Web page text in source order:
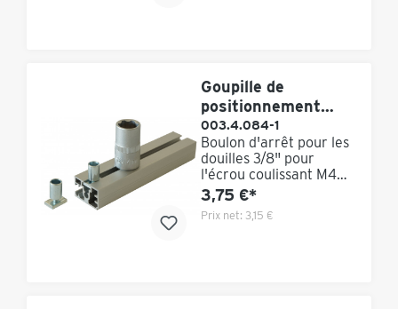
Goupille de
positionnement
pour les douilles 3/8
003.4.084-1
Boulon d'arrêt pour les
douilles 3/8" pour
l'écrou coulissant M4
pour la fixation au rail
de serrage universel.
Fixation au moyen d'un
3,75 €*
Prix net: 3,15 €